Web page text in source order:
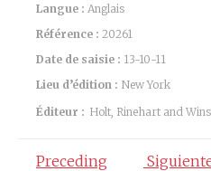
Langue : Anglais
Référence : 20261
Date de saisie : 13-10-11
Lieu d’édition : New York
Éditeur : Holt, Rinehart and
Preceding